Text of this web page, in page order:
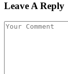
Leave A Reply